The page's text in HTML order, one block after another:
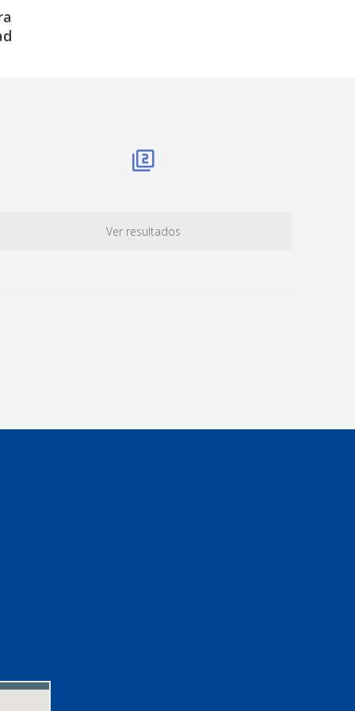
Ver resultados